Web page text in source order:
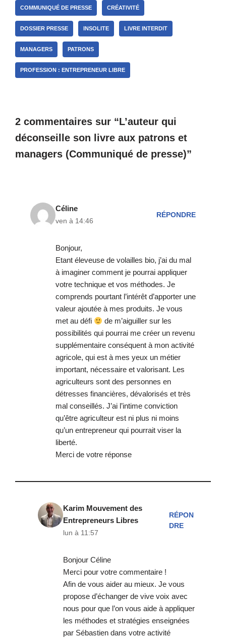
COMMUNIQUÉ DE PRESSE CRÉATIVITÉ
DOSSIER PRESSE INSOLITE LIVRE INTERDIT
MANAGERS PATRONS
PROFESSION : ENTREPRENEUR LIBRE
2 commentaires sur “L’auteur qui
déconseille son livre aux patrons et
managers (Communiqué de presse)”
Céline
ven à 14:46
RÉPONDRE
Bonjour,
Etant éleveuse de volailles bio, j’ai du mal
à imaginer comment je pourrai appliquer
votre technique et vos méthodes. Je
comprends pourtant l’intérêt d’apporter une
valeur ajoutée à mes produits. Je vous
met au défi
de m’aiguiller sur les
possibilités qui pourrai me créer un revenu
supplémentaire conséquent à mon activité
agricole, qui est à mes yeux un métier
important, nécessaire et valorisant. Les
agriculteurs sont des personnes en
détresses financières, dévalorisés et très
mal conseillés. J’ai l’intime conviction
qu’être agriculteur est ni plus ni moins
qu’un entrepreneur qui pourrait viser la
liberté.
Merci de votre réponse
Karim Mouvement des
Entrepreneurs Libres
lun à 11:57
RÉPON
DRE
Bonjour Céline
Merci pour votre commentaire !
Afin de vous aider au mieux. Je vous
propose d’échanger de vive voix avec
nous pour que l’on vous aide à appliquer
les méthodes et stratégies enseignées
par Sébastien dans votre activité